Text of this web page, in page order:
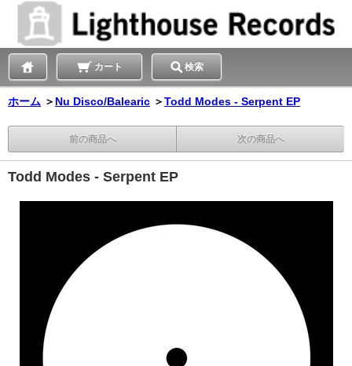
カート 検索
ホーム ＞ Nu Disco/Balearic ＞Todd Modes - Serpent EP
前の商品へ 次の商品へ
Todd Modes - Serpent EP